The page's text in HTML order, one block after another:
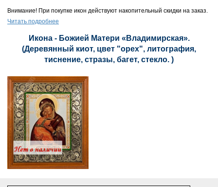
Внимание! При покупке икон действуют накопительный скидки на заказ.
Читать подробнее
Икона - Божией Матери «Владимирская».
(Деревянный киот, цвет "орех", литография,
тиснение, стразы, багет, стекло. )